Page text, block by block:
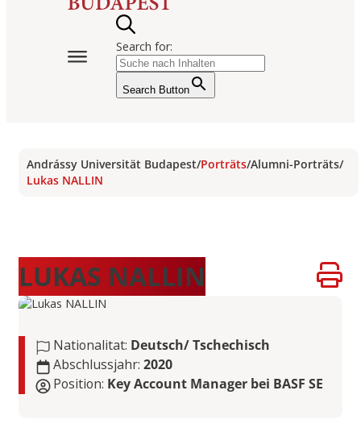
Search for:
Search Button
Andrássy Universität Budapest/Porträts/Alumni-Porträts/
Lukas NALLIN
LUKAS NALLIN
Nationalitat: Deutsch/ Tschechisch
Abschlussjahr: 2020
Position: Key Account Manager bei BASF SE